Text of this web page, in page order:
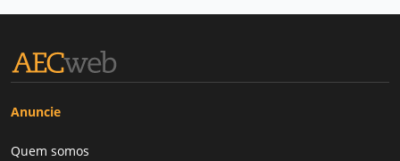
Anuncie
Quem somos